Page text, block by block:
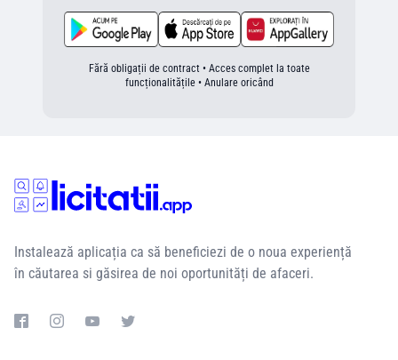
Fără obligații de contract • Acces complet la toate
funcționalitățile • Anulare oricând
Instalează aplicația ca să beneficiezi de o noua experiență
în căutarea si găsirea de noi oportunități de afaceri.